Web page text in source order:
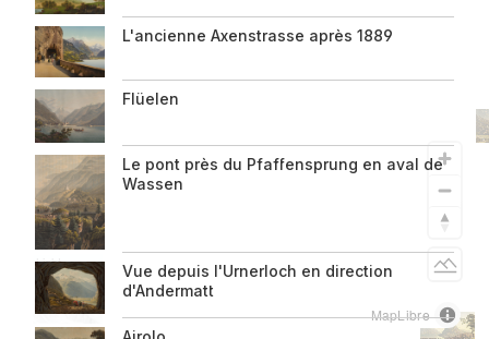
L'ancienne Axenstrasse après 1889
Flüelen
Le pont près du Pfaffensprung en aval de
Wassen
Vue depuis l'Urnerloch en direction
d'Andermatt
Light
MapLibre